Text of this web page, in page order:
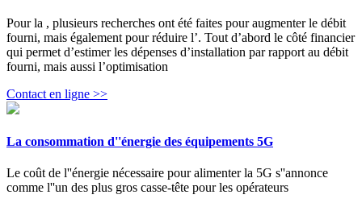
Pour la , plusieurs recherches ont été faites pour augmenter le débit
fourni, mais également pour réduire l’. Tout d’abord le côté financier
qui permet d’estimer les dépenses d’installation par rapport au débit
fourni, mais aussi l’optimisation
Contact en ligne >>
La consommation d''énergie des équipements 5G
Le coût de l''énergie nécessaire pour alimenter la 5G s''annonce
comme l''un des plus gros casse-tête pour les opérateurs